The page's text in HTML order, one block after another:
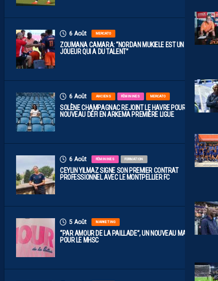
6 Août MERCATO
ZOUMANA CAMARA: “NORDAN MUKIELE EST UN
JOUEUR QUI A DU TALENT”
6 Août ANCIENS FÉMININES MERCATO
SOLÈNE CHAMPAGNAC REJOINT LE HAVRE POUR UN
NOUVEAU DÉFI EN ARKEMA PREMIÈRE LIGUE
6 Août FÉMININES FORMATION
CEYLIN YILMAZ SIGNE SON PREMIER CONTRAT
PROFESSIONNEL AVEC LE MONTPELLIER FC
5 Août MARKETING
“PAR AMOUR DE LA PAILLADE”, UN NOUVEAU MAILLOT
POUR LE MHSC